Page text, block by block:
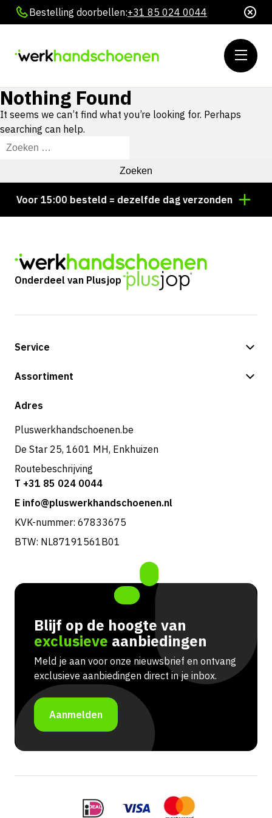
Bestelling doorbellen:+31 85 024 0044
Nothing Found
It seems we can’t find what you’re looking for. Perhaps
searching can help.
Zoeken
Voor 15:00 besteld = dezelfde dag verzonden
Onderdeel van Plusjop
Service
Betalingsmogelijkheden
Assortiment
Shop
Adres
Pluswerkhandschoenen.be
De Star 25, 1601 MH, Enkhuizen
Routebeschrijving
T +31 85 024 0044
E info@pluswerkhandschoenen.nl
KVK-nummer: 67833675
BTW: NL87191561B01
Blijf op de hoogte van
exclusieve aanbiedingen
Meld je aan voor onze nieuwsbrief en ontvang
exclusieve aanbiedingen direct in je inbox.
Aanmelden